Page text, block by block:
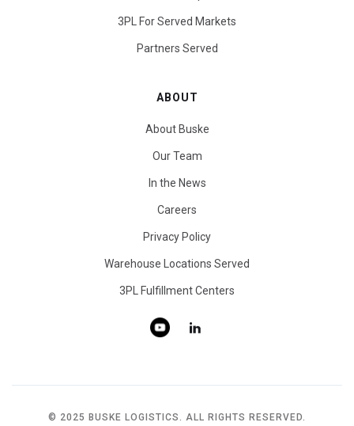
3PL For Served Markets
Partners Served
ABOUT
About Buske
Our Team
In the News
Careers
Privacy Policy
Warehouse Locations Served
3PL Fulfillment Centers
© 2025 BUSKE LOGISTICS. ALL RIGHTS RESERVED.